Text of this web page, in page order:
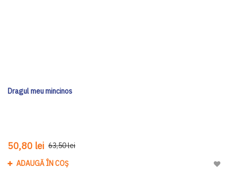
Dragul meu mincinos
50,80 lei 63,50 lei
ADAUGĂ ÎN COȘ